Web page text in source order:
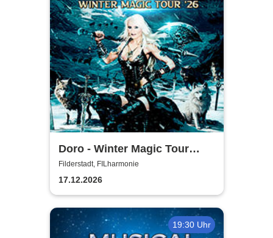
Doro - Winter Magic Tour
2026
Filderstadt, FILharmonie
17.12.2026
19:30 Uhr